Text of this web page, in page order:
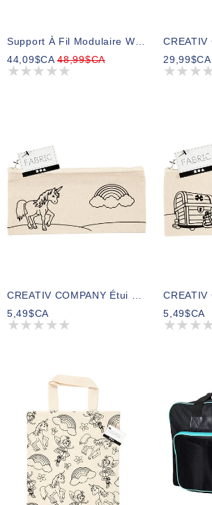
Support À Fil Modulaire Wonderfil
44,09$CA48,99$CA
29,99$CA
5,49$CA
5,49$CA